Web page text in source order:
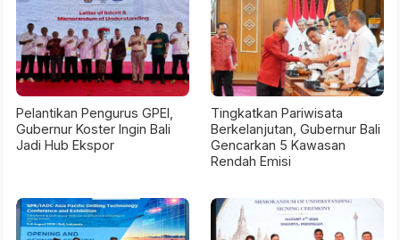
Pelantikan Pengurus GPEI,
Gubernur Koster Ingin Bali
Jadi Hub Ekspor
Tingkatkan Pariwisata
Berkelanjutan, Gubernur Bali
Gencarkan 5 Kawasan
Rendah Emisi